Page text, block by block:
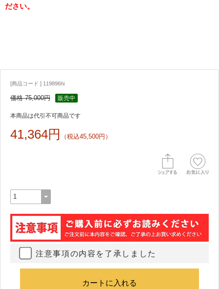
ださい。
[商品コード ] 119896hi
価格 75,000円 販売中
本商品は代引不可商品です
41,364円 （税込45,500円）
注意事項の内容を了承しました